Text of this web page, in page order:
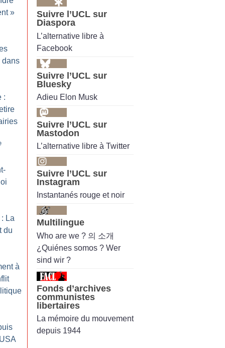
»
dans
:
La
du
à
Suivre l’UCL sur
Diaspora
L’alternative libre à
Facebook
Suivre l’UCL sur
Bluesky
Adieu Elon Musk
Suivre l’UCL sur
Mastodon
L’alternative libre à Twitter
Suivre l’UCL sur
Instagram
Instantanés rouge et noir
Multilingue
Who are we ? 의 소개
¿Quiénes somos ? Wer
sind wir ?
Fonds d’archives
communistes
libertaires
La mémoire du mouvement
depuis 1944